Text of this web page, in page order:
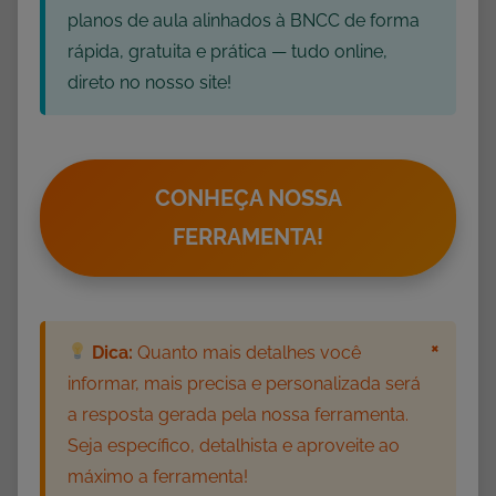
,
t
planos de aula alinhados à BNCC de forma
rápida, gratuita e prática — tudo online,
direto no nosso site!
CONHEÇA NOSSA
FERRAMENTA!
Dica: Quanto mais detalhes você
informar, mais precisa e personalizada será
a resposta gerada pela nossa ferramenta.
Seja específico, detalhista e aproveite ao
máximo a ferramenta!
×